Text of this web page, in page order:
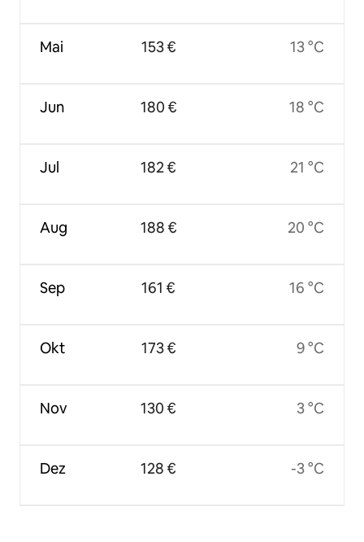
Mai
Jun
Jul
Aug
Sep
Okt
Nov
Dez
153 €
180 €
182 €
188 €
161 €
173 €
130 €
128 €
13 °C
18 °C
21 °C
20 °C
16 °C
9 °C
3 °C
-3 °C